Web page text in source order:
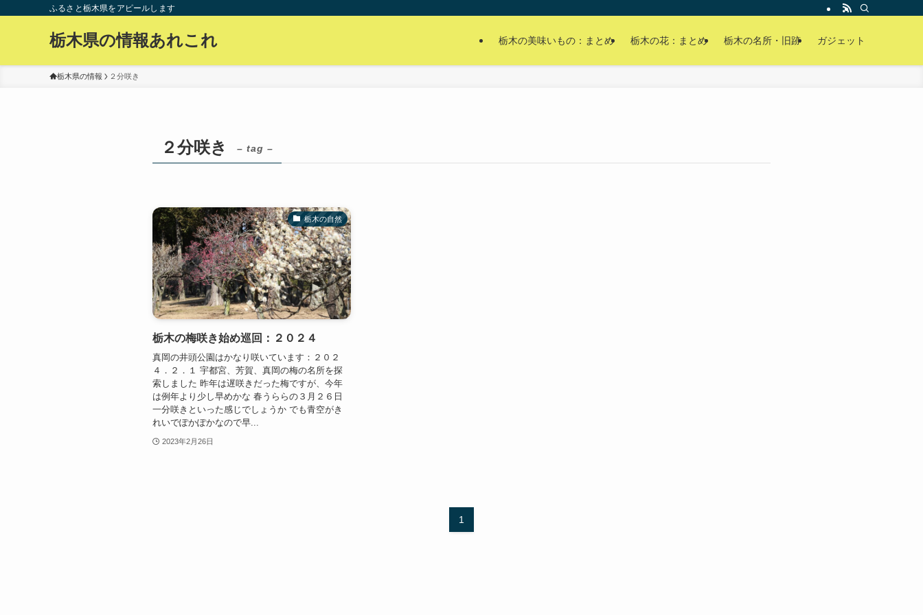
ふるさと栃木県をアピールします
栃木県の情報あれこれ 栃木の美味いもの：まとめ 栃木の花：まとめ 栃木の名所・旧跡 ガジェット
栃木県の情報 ２分咲き
２分咲き – tag –
栃木の自然
栃木の梅咲き始め巡回：２０２４
真岡の井頭公園はかなり咲いています：２０２
４．２．１ 宇都宮、芳賀、真岡の梅の名所を探
索しました 昨年は遅咲きだった梅ですが、今年
は例年より少し早めかな 春うららの３月２６日
一分咲きといった感じでしょうか でも青空がき
れいでぽかぽかなので早...
2023年2月26日
1